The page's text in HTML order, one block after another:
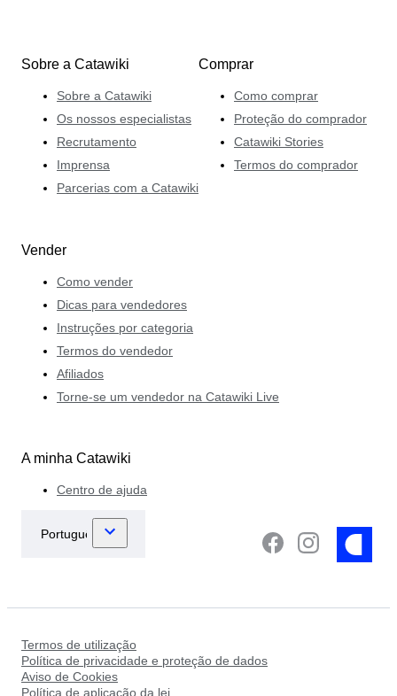
Sobre a Catawiki
Sobre a Catawiki
Os nossos especialistas
Recrutamento
Imprensa
Parcerias com a Catawiki
Comprar
Como comprar
Proteção do comprador
Catawiki Stories
Termos do comprador
Vender
Como vender
Dicas para vendedores
Instruções por categoria
Termos do vendedor
Afiliados
Torne-se um vendedor na Catawiki Live
A minha Catawiki
Centro de ajuda
Termos de utilização
Política de privacidade e proteção de dados
Aviso de Cookies
Política de aplicação da lei